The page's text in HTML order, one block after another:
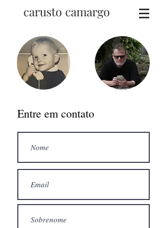
carusto camargo
Entre em contato